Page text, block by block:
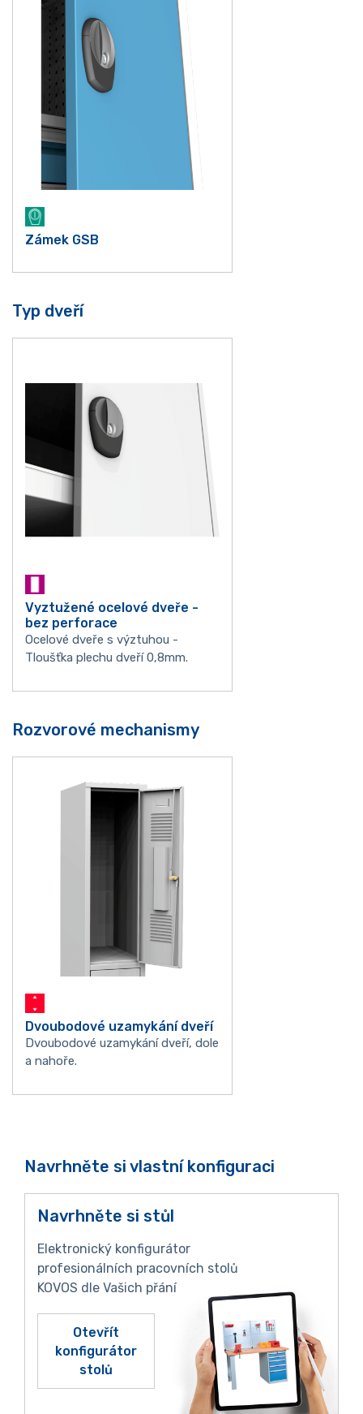
Zámek GSB
Typ dveří
Vyztužené ocelové dveře -
bez perforace
Ocelové dveře s výztuhou -
Tloušťka plechu dveří 0,8mm.
Rozvorové mechanismy
Dvoubodové uzamykání dveří
Dvoubodové uzamykání dveří, dole
a nahoře.
Navrhněte si vlastní konfiguraci
Navrhněte si stůl
Elektronický konfigurátor
profesionálních pracovních stolů
KOVOS dle Vašich přání
Otevřít
konfigurátor
stolů